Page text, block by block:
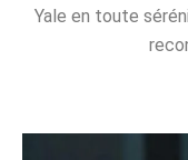
Yale en toute